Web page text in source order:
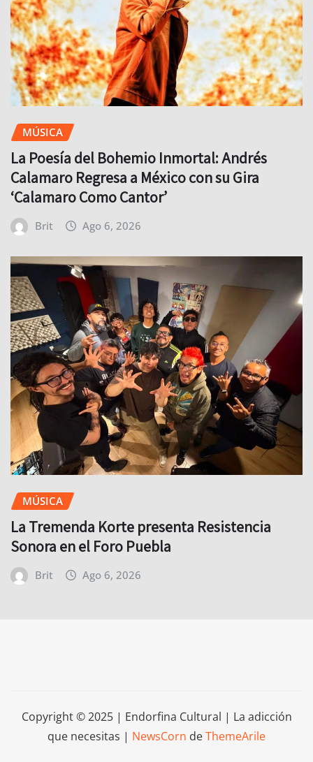
MÚSICA
La Poesía del Bohemio Inmortal: Andrés
Calamaro Regresa a México con su Gira
‘Calamaro Como Cantor’
Brit Ago 6, 2026
MÚSICA
La Tremenda Korte presenta Resistencia
Sonora en el Foro Puebla
Brit Ago 6, 2026
Copyright © 2025 | Endorfina Cultural | La adicción
que necesitas | NewsCorn deThemeArile